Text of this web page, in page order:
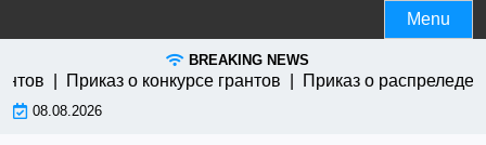
to
Menu
BREAKING NEWS
| Приказ о конкурсе грантов | Приказ о
08.08.2026